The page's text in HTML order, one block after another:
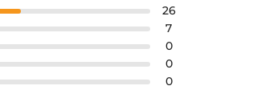
26
7
0
0
0